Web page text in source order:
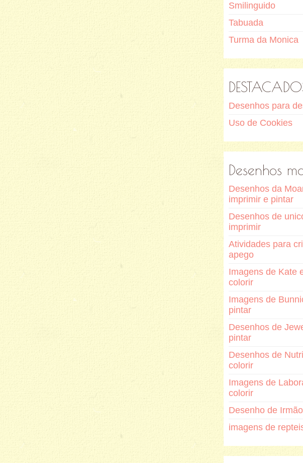
Smilinguido
Tabuada
Turma da Monica
Desenhos para
Uso de Cookies
Desenhos
Desenhos da
imprimir e pintar
Desenhos de
imprimir
Atividades para
apego
Imagens de Kate
colorir
Imagens de
pintar
Desenhos de
pintar
Desenhos de
colorir
Imagens de
colorir
Desenho de
imagens de